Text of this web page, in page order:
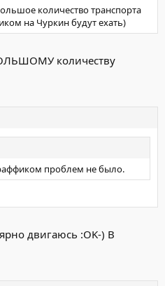
количество транспорта
на Чуркин будут ехать)
количеству
проблем не было.
двигаюсь :OK-) В